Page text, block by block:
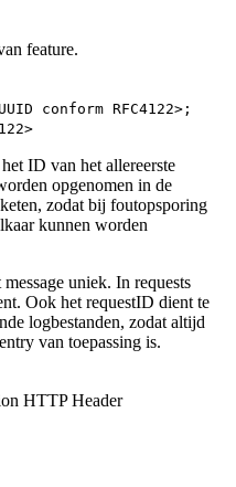
feature.
conform RFC4122>;
ID van het allereerste
opgenomen in de
zodat bij foutopsporing
kunnen worden
uniek. In requests
Ook het requestID dient te
logbestanden, zodat altijd
van toepassing is.
HTTP Header